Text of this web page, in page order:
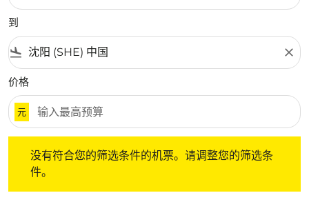
到
flight_land close
价格
元
没有符合您的筛选条件的机票。请调整您的筛选条
件。